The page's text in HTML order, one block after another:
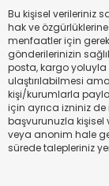
Bu kişisel verileriniz
hak ve
menfaatler için
gönderilerinizin
posta, kargo
ulaştırılabilmesi
kişi/kurumlarla
için ayrıca izniniz
başvurunuzla kişisel
veya anonim hale
sürede talepleriniz